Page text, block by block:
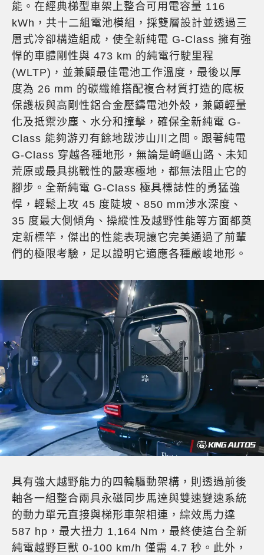
能。在經典梯型車架上整合可用電容量 116
kWh，共十二組電池模組，採雙層設計並透過三
層式冷卻構造組成，使全新純電 G-Class 擁有強
悍的車體剛性與 473 km 的純電行駛里程
(WLTP)，並兼顧最佳電池工作溫度，最後以厚
度為 26 mm 的碳纖維搭配複合材質打造的底板
保護板與高剛性鋁合金壓鑄電池外殼，兼顧輕量
化及抵禦沙塵、水分和撞擊，確保全新純電 G-
Class 能夠游刃有餘地跋涉山川之間。跟著純電
G-Class 穿越各種地形，無論是崎嶇山路、未知
荒原或最具挑戰性的嚴寒極地，都無法阻止它的
腳步。全新純電 G-Class 極具標誌性的勇猛強
悍，輕鬆上攻 45 度陡坡、850 mm涉水深度、
35 度最大側傾角、操縱性及越野性能等方面都奠
定新標竿，傑出的性能表現讓它完美通過了前輩
們的極限考驗，足以證明它適應各種嚴峻地形。
具有強大越野能力的四輪驅動架構，則透過前後
軸各一組整合兩具永磁同步馬達與雙速變速系統
的動力單元直接與梯形車架相連，綜效馬力達
587 hp，最大扭力 1,164 Nm，最終使這台全新
純電越野巨獸 0-100 km/h 僅需 4.7 秒。此外，